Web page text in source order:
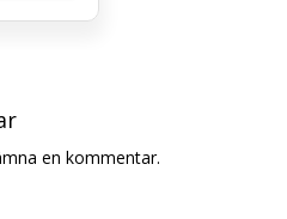
en kommentar.